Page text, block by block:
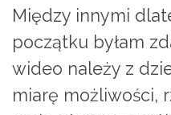
Między innymi
początku byłam
wideo należy z
miarę możliwości,